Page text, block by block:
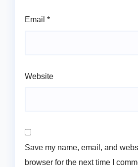
Email *
Website
Save my name, email, and
browser for the next time I